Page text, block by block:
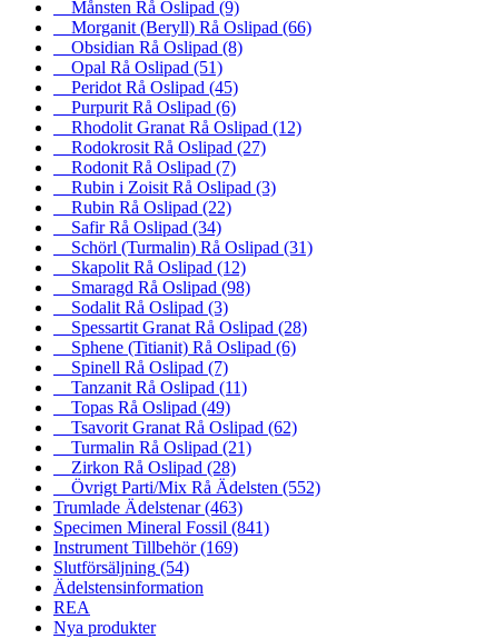
Månsten Rå Oslipad (9)
Morganit (Beryll) Rå Oslipad (66)
Obsidian Rå Oslipad (8)
Opal Rå Oslipad (51)
Peridot Rå Oslipad (45)
Purpurit Rå Oslipad (6)
Rhodolit Granat Rå Oslipad (12)
Rodokrosit Rå Oslipad (27)
Rodonit Rå Oslipad (7)
Rubin i Zoisit Rå Oslipad (3)
Rubin Rå Oslipad (22)
Safir Rå Oslipad (34)
Schörl (Turmalin) Rå Oslipad (31)
Skapolit Rå Oslipad (12)
Smaragd Rå Oslipad (98)
Sodalit Rå Oslipad (3)
Spessartit Granat Rå Oslipad (28)
Sphene (Titianit) Rå Oslipad (6)
Spinell Rå Oslipad (7)
Tanzanit Rå Oslipad (11)
Topas Rå Oslipad (49)
Tsavorit Granat Rå Oslipad (62)
Turmalin Rå Oslipad (21)
Zirkon Rå Oslipad (28)
Övrigt Parti/Mix Rå Ädelsten (552)
Trumlade Ädelstenar(463)
Specimen Mineral Fossil (841)
Instrument Tillbehör(169)
Slutförsäljning (54)
Ädelstensinformation
REA
Nya produkter